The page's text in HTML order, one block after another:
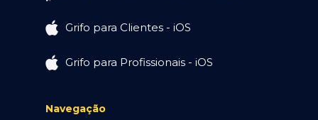
Grifo para Clientes - iOS
Grifo para Profissionais - iOS
Navegação